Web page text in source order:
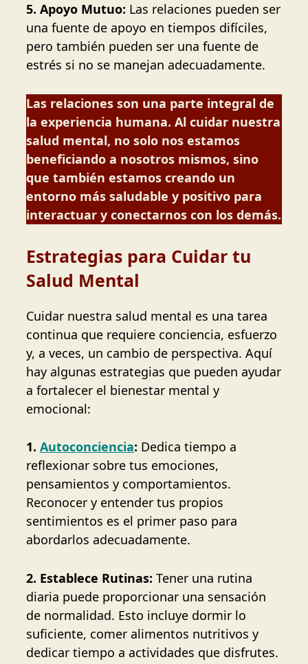
5. Apoyo Mutuo: Las relaciones pueden ser
una fuente de apoyo en tiempos difíciles,
pero también pueden ser una fuente de
estrés si no se manejan adecuadamente.
Las relaciones son una parte integral de
la experiencia humana. Al cuidar nuestra
salud mental, no solo nos estamos
beneficiando a nosotros mismos, sino
que también estamos creando un
entorno más saludable y positivo para
interactuar y conectarnos con los demás.
Estrategias para Cuidar tu
Salud Mental
Cuidar nuestra salud mental es una tarea
continua que requiere conciencia, esfuerzo
y, a veces, un cambio de perspectiva. Aquí
hay algunas estrategias que pueden ayudar
a fortalecer el bienestar mental y
emocional:
1. Autoconciencia: Dedica tiempo a
reflexionar sobre tus emociones,
pensamientos y comportamientos.
Reconocer y entender tus propios
sentimientos es el primer paso para
abordarlos adecuadamente.
2. Establece Rutinas: Tener una rutina
diaria puede proporcionar una sensación
de normalidad. Esto incluye dormir lo
suficiente, comer alimentos nutritivos y
dedicar tiempo a actividades que disfrutes.